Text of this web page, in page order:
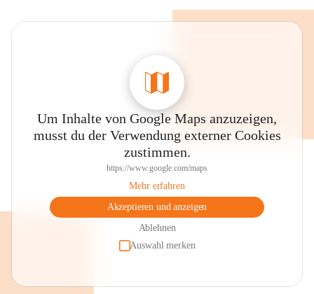
Um Inhalte von Google Maps anzuzeigen,
musst du der Verwendung externer Cookies
zustimmen.
https://www.google.com/maps
Mehr erfahren
Akzeptieren und anzeigen
Ablehnen
Auswahl merken